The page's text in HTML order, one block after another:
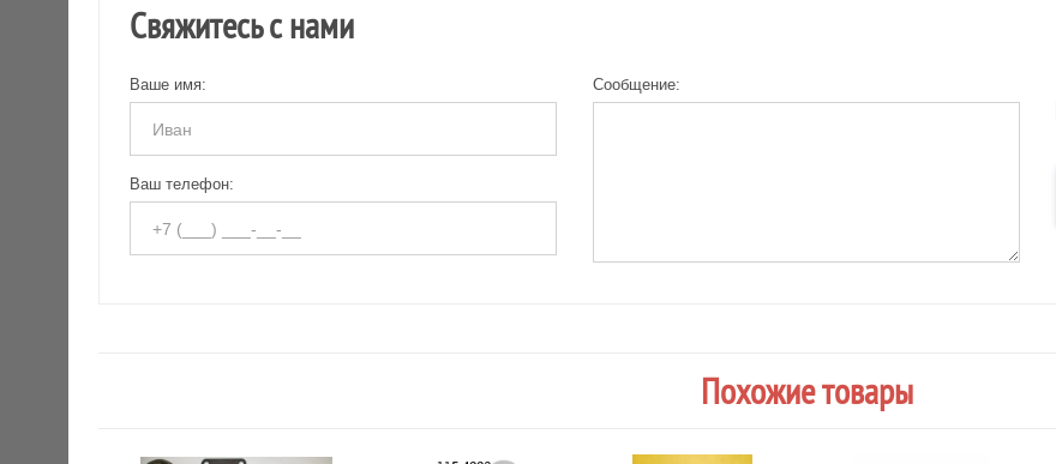
Свяжитесь с нами
Ваше имя:
Ваш телефон:
Сообщение:
Похожие товары